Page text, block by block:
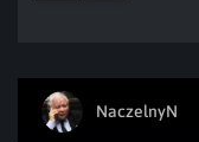
NaczelnyN